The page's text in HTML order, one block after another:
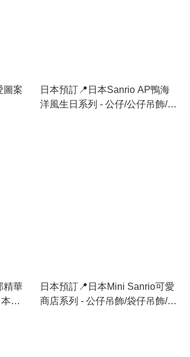
圖案
日本預訂📍日本Sanrio AP鴨海
洋風生日系列 - 公仔/公仔吊飾/髮
精華
開
日本預訂📍日本Mini Sanrio可愛
商店系列 - 公仔吊飾/袋仔吊飾/迷